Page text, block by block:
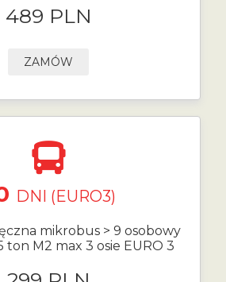
489 PLN
ZAMÓW
DNI (EURO3)
mikrobus > 9 osobowy
ton M2 max 3 osie EURO 3